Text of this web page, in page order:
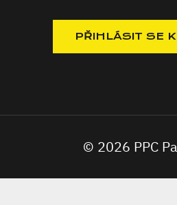
© 2026 PPC